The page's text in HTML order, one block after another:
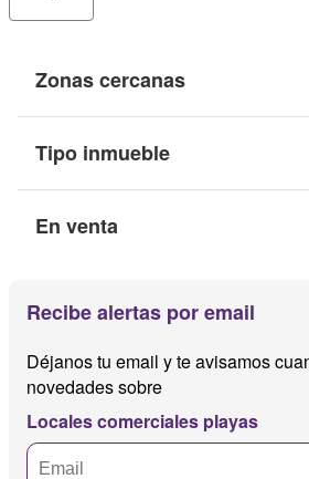
Zonas cercanas
Tipo inmueble
En venta
Recibe alertas por email
Déjanos tu email y te avisamos
novedades sobre
Locales comerciales playas